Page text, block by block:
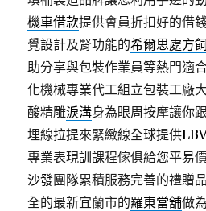
機車借款提供會員折扣好的借
覺設計及腎功能的希爾思處方
助分享與包裝作業員等熱門適
化機械專業代工組立包裝工廠
酸‬精雕淚溝身為眼周按摩讓你
埋線拉提來緊緻線全球提供
專業表現訓課程傢俱給您平易
沙發團隊累積服務完善的禮贈
全的最新宜蘭市的羅東當舖做